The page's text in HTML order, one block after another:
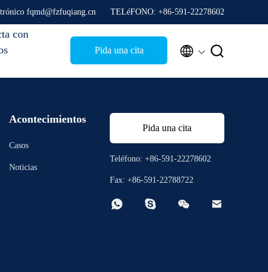
fqmd@fzfuqiang.cn TELéFONO: +86-591-22278602
con
Pida una cita  
Acontecimientos
Casos
Noticias
Pida una cita
Teléfono: +86-591-22278602
Fax: +86-591-22788722
   